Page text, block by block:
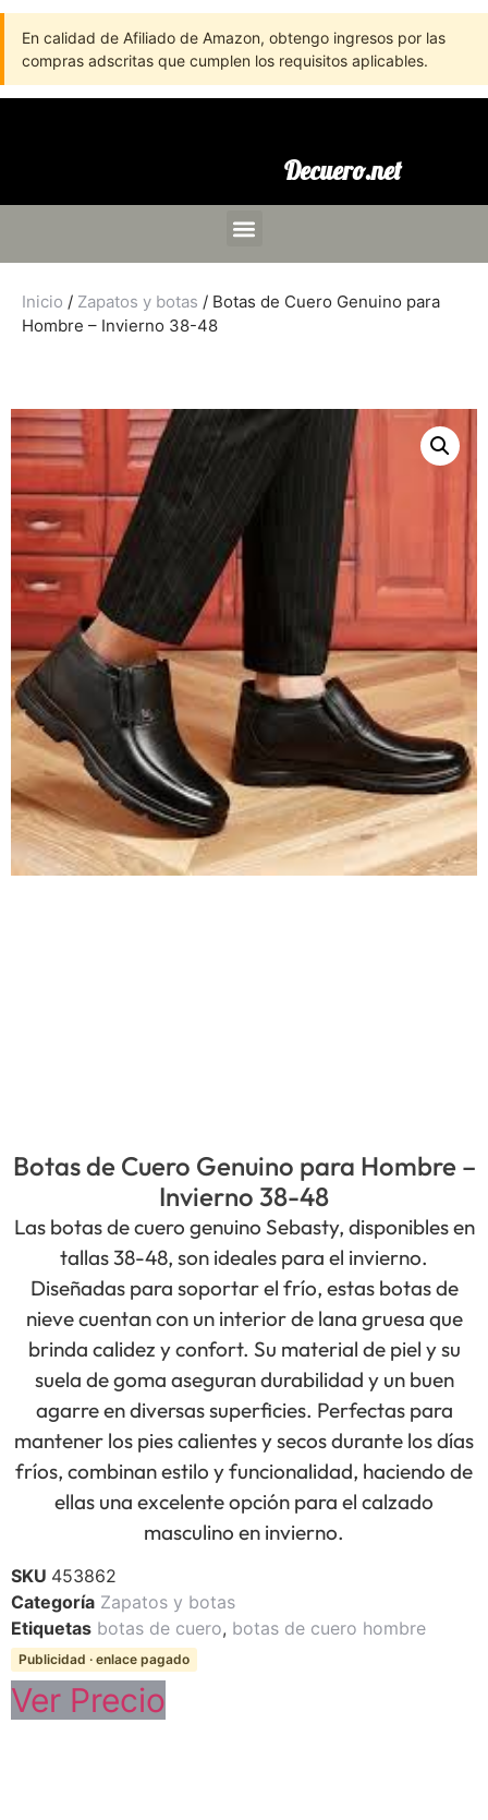
En calidad de Afiliado de Amazon, obtengo ingresos por las
compras adscritas que cumplen los requisitos aplicables.
Decuero.net
Inicio / Zapatos y botas / Botas de Cuero Genuino para
Hombre – Invierno 38-48
Botas de Cuero Genuino para Hombre –
Invierno 38-48
Las botas de cuero genuino Sebasty, disponibles en
tallas 38-48, son ideales para el invierno.
Diseñadas para soportar el frío, estas botas de
nieve cuentan con un interior de lana gruesa que
brinda calidez y confort. Su material de piel y su
suela de goma aseguran durabilidad y un buen
agarre en diversas superficies. Perfectas para
mantener los pies calientes y secos durante los días
fríos, combinan estilo y funcionalidad, haciendo de
ellas una excelente opción para el calzado
masculino en invierno.
SKU 453862
Categoría Zapatos y botas
Etiquetas botas de cuero, botas de cuero hombre
Publicidad · enlace pagado
Ver Precio